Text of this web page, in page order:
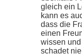
gleich ein
kann es
dass die
einen
wissen
schadet